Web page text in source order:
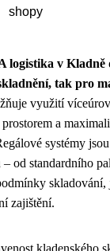
shopy
logistika v
tak pro
využití
a
systémy
od standardního
zajištění.
kladenského